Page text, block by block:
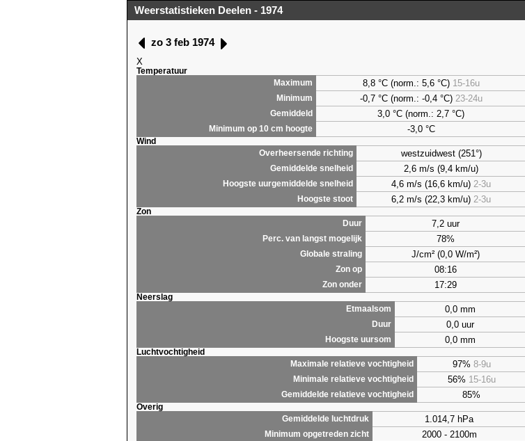
Weerstatistieken Deelen - 1974
zo 3 feb 1974
X
Temperatuur
Maximum
8,8°C (norm.: 5,6 °C) 15-16u
Minimum -0,7 °C (norm.: -0,4 °C) 23-24u
Gemiddeld 3,0 °C (norm.: 2,7 °C)
Minimum op 10 cm hoogte -3,0 °C
Wind
Overheersende richting
westzuidwest (251°)
Gemiddelde snelheid 2,6 m/s (9,4 km/u)
Hoogste uurgemiddelde snelheid 4,6 m/s (16,6 km/u) 2-3u
Hoogste stoot 6,2 m/s (22,3 km/u) 2-3u
Zon
Duur
7,2 uur
Perc. van langst mogelijk 78%
Globale straling J/cm² (0,0 W/m²)
Zon op 08:16
Zon onder 17:29
Neerslag
Etmaalsom
0,0 mm
Duur 0,0 uur
Hoogste uursom 0,0 mm
Luchtvochtigheid
Maximale relatieve vochtigheid
97% 8-9u
Minimale relatieve vochtigheid 56% 15-16u
Gemiddelde relatieve vochtigheid 85%
Overig
Gemiddelde luchtdruk
1.014,7 hPa
Minimum opgetreden zicht 2000 - 2100m